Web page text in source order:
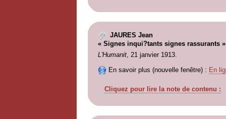
JAURES Jean
« Signes inqui?tants signes rassurants »
L'Humanit, 21 janvier 1913.
En savoir plus (nouvelle fenêtre) : En
Cliquez pour lire la note de contenu :